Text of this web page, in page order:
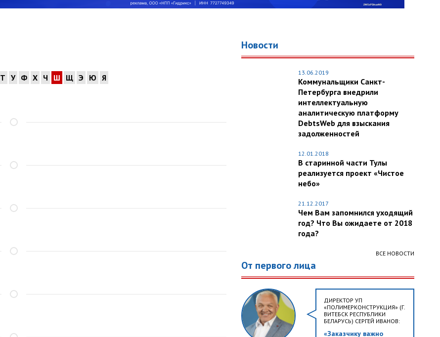
Т У Ф Х Ч Ш Щ Э Ю Я
Новости
13.06.2019
Коммунальщики Санкт-
Петербурга внедрили
интеллектуальную
аналитическую платформу
DebtsWeb для взыскания
задолженностей
12.01.2018
В старинной части Тулы
реализуется проект «Чистое
небо»
21.12.2017
Чем Вам запомнился уходящий
год? Что Вы ожидаете от 2018
года?
ВСЕ НОВОСТИ
От первого лица
ДИРЕКТОР УП
«ПОЛИМЕРКОНСТРУКЦИЯ» (Г.
ВИТЕБСК РЕСПУБЛИКИ
БЕЛАРУСЬ) СЕРГЕЙ ИВАНОВ:
«Заказчику важно